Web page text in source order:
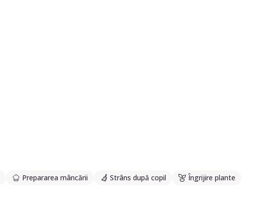
Prepararea mâncării Strâns după copil Îngrijire plante